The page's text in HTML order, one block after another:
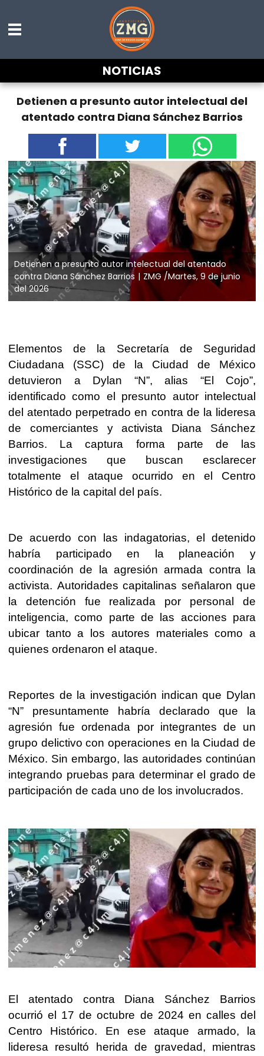
NOTICIAS
Detienen a presunto autor intelectual del
atentado contra Diana Sánchez Barrios
Detienen a presunto autor intelectual del atentado
contra Diana Sánchez Barrios
ZMG /Martes, 9 de junio
del 2026
Elementos de la Secretaría de Seguridad
Ciudadana (SSC) de la Ciudad de México
detuvieron a Dylan “N”, alias “El Cojo”,
identificado como el presunto autor intelectual
del atentado perpetrado en contra de la lideresa
de comerciantes y activista Diana Sánchez
Barrios. La captura forma parte de las
investigaciones que buscan esclarecer
totalmente el ataque ocurrido en el Centro
Histórico de la capital del país.
De acuerdo con las indagatorias, el detenido
habría participado en la planeación y
coordinación de la agresión armada contra la
activista. Autoridades capitalinas señalaron que
la detención fue realizada por personal de
inteligencia, como parte de las acciones para
ubicar tanto a los autores materiales como a
quienes ordenaron el ataque.
Reportes de la investigación indican que Dylan
“N” presuntamente habría declarado que la
agresión fue ordenada por integrantes de un
grupo delictivo con operaciones en la Ciudad de
México. Sin embargo, las autoridades continúan
integrando pruebas para determinar el grado de
participación de cada uno de los involucrados.
El atentado contra Diana Sánchez Barrios
ocurrió el 17 de octubre de 2024 en calles del
Centro Histórico. En ese ataque armado, la
lideresa resultó herida de gravedad, mientras